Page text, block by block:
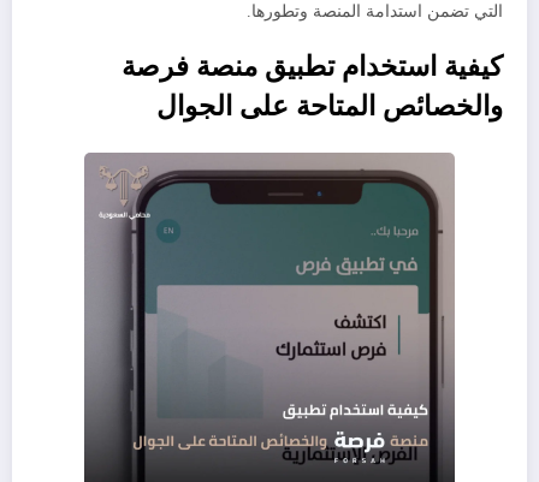
التي تضمن استدامة المنصة وتطورها.
كيفية استخدام تطبيق منصة فرصة
والخصائص المتاحة على الجوال